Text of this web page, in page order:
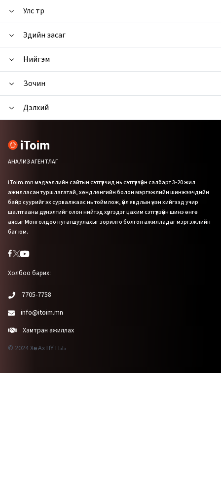
Улс төр
Эдийн засаг
Нийгэм
Зочин
Дэлхий
АНАЛИЗ АГЕНТЛАГ
iToim.mn мэдээллийн сайтын сэтгүүлчид нь сэтгүүлзүйн салбарт 3-20 жил
ажилласан туршлагатай, хөндлөнгийн болон мэргэжлийн шинжээчдийн
байр суурийг эх сурвалжаас нь тоймлож, үйл явдлын үнэн хийгээд учир
шалтгааны дүгнэлтийг олон нийтэд хүргэдэг цахим сэтгүүлзүйн шинэ өнгө
аясыг Монголдоо нутагшуулахыг зорилго болгон ажилладаг мэргэжлийн
баг юм.
Холбоо барих:
7705-7758
info@itoim.mn
Хамтран ажиллах
© 2024 Хөх Ах НҮТББ